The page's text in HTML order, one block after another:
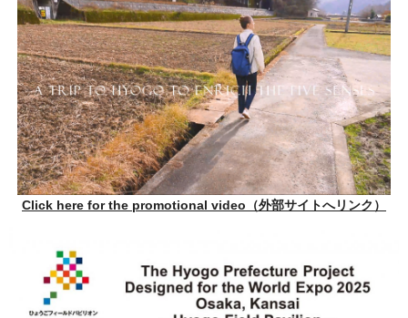
Click here for the promotional video（外部サイトへリンク）